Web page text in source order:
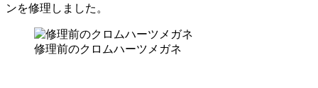
ンを修理しました。
修理前のクロムハーツメガネ